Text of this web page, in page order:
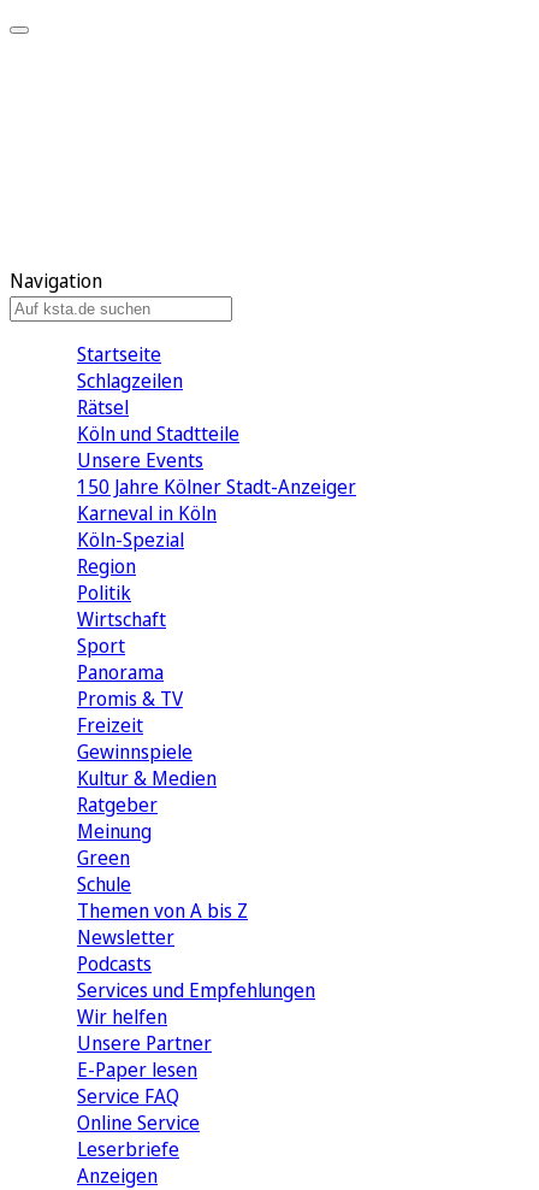
Navigation
Startseite
Schlagzeilen
Rätsel
Köln und Stadtteile
Unsere Events
150 Jahre Kölner Stadt-Anzeiger
Karneval in Köln
Köln-Spezial
Region
Politik
Wirtschaft
Sport
Panorama
Promis & TV
Freizeit
Gewinnspiele
Kultur & Medien
Ratgeber
Meinung
Green
Schule
Themen von A bis Z
Newsletter
Podcasts
Services und Empfehlungen
Wir helfen
Unsere Partner
E-Paper lesen
Service FAQ
Online Service
Leserbriefe
Anzeigen